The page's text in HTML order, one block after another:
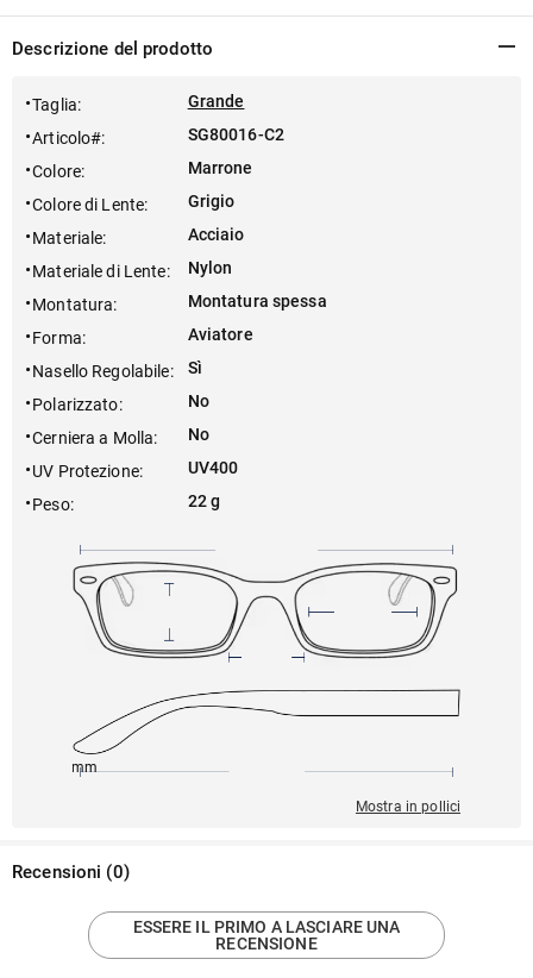
Descrizione del prodotto
Taglia:
Grande
Articolo#:
SG80016-C2
Colore:
Marrone
Colore di Lente:
Grigio
Materiale:
Acciaio
Materiale di Lente:
Nylon
Montatura:
Montatura spessa
Forma:
Aviatore
Nasello Regolabile:
Sì
Polarizzato:
No
Cerniera a Molla:
No
UV Protezione:
UV400
Peso: 22 g
150mm
Mostra in pollici
Recensioni (0)
ESSERE IL PRIMO A LASCIARE UNA
RECENSIONE